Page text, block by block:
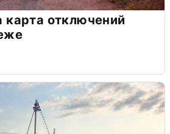
карта отключений